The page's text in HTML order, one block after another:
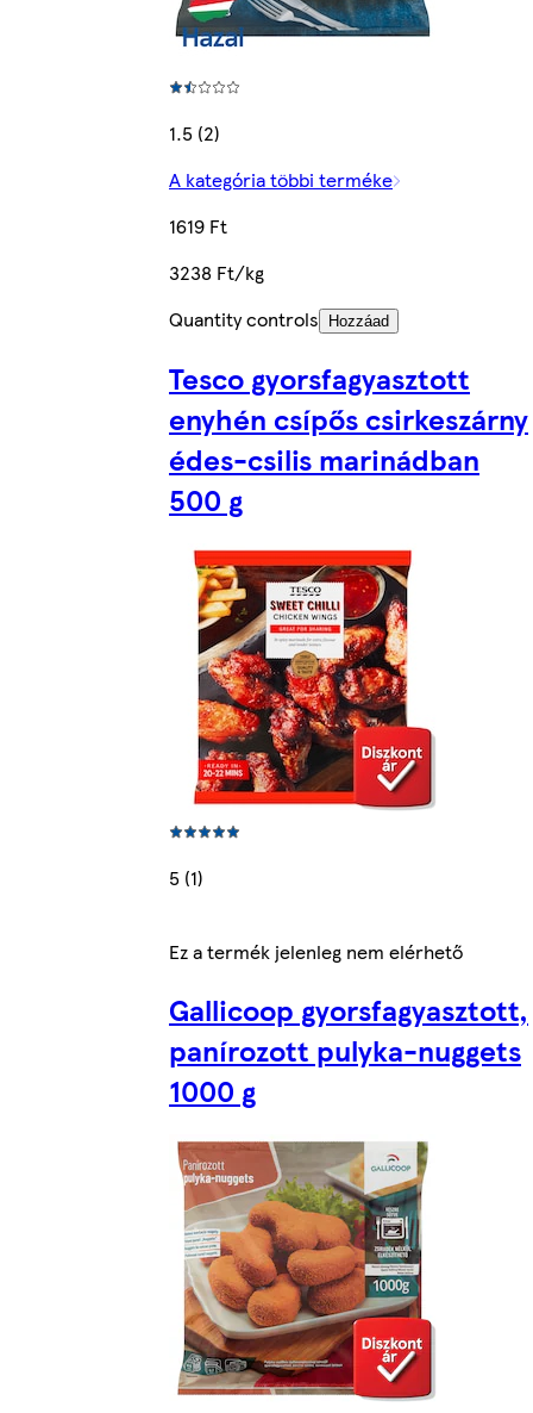
1.5 (2)
A kategória többi terméke
1619 Ft
3238 Ft/kg
Quantity controls
Hozzáad
Tesco gyorsfagyasztott
enyhén csípős csirkeszárny
édes-csilis marinádban
500 g
5 (1)
Ez a termék jelenleg nem elérhető
Gallicoop gyorsfagyasztott,
panírozott pulyka-nuggets
1000 g